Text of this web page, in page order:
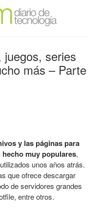
juegos, series
más – Parte
y las páginas para
muy populares,
unos años atrás.
que ofrece descargar
de servidores grandes
entre otros.